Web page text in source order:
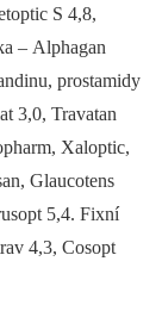
S 4,8,
–⁠ Alphagan
prostamidy
3,0, Travatan
Xaloptic,
Glaucotens
5,4. Fixní
4,3, Cosopt